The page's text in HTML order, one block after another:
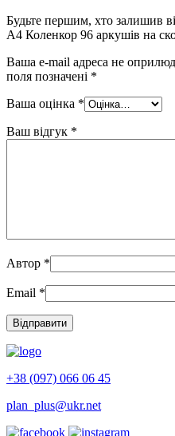
Будьте першим, хто залишив
А4 Коленкор 96 аркушів на
Ваша e-mail адреса не
поля позначені *
Ваша оцінка *
Ваш відгук *
Автор *
Email *
+38 (097) 066 06 45
plan_plus@ukr.net